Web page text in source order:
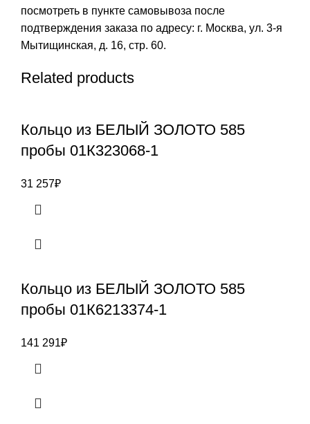
посмотреть в пункте самовывоза после
подтверждения заказа по адресу: г. Москва, ул. 3-я
Мытищинская, д. 16, стр. 60.
Related products
Кольцо из БЕЛЫЙ ЗОЛОТО 585
пробы 01К323068-1
31 257₽
Кольцо из БЕЛЫЙ ЗОЛОТО 585
пробы 01К6213374-1
141 291₽